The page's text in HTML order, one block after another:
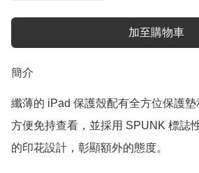
加至購物車
簡介
纖薄的 iPad 保護殼配有全方位保護墊
方便免持查看，並採用 SPUNK 標誌
的印花設計，彰顯額外的態度。